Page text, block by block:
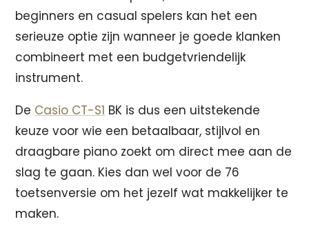
beginners en casual spelers kan het een
serieuze optie zijn wanneer je goede klanken
combineert met een budgetvriendelijk
instrument.
De Casio CT-S1 BK is dus een uitstekende
keuze voor wie een betaalbaar, stijlvol en
draagbare piano zoekt om direct mee aan de
slag te gaan. Kies dan wel voor de 76
toetsenversie om het jezelf wat makkelijker te
maken.